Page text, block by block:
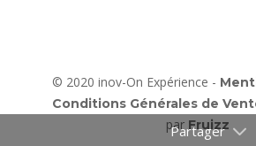
© 2020 inov-On Expérience -
Conditions Générales de
par Fruizz